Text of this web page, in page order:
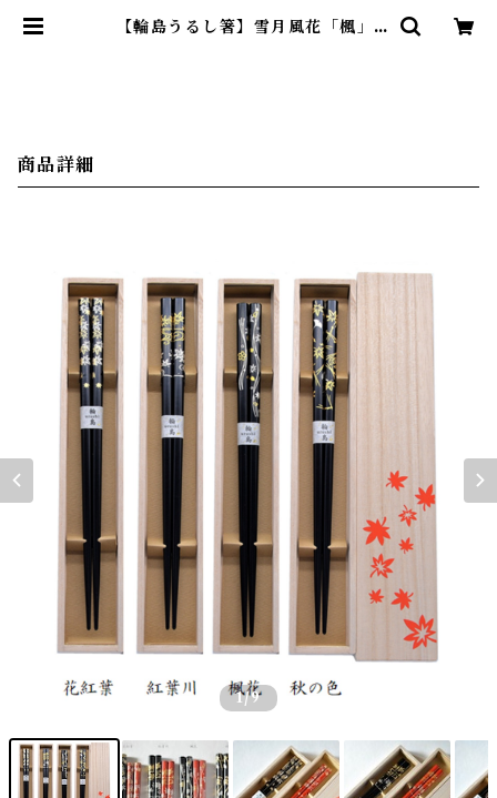
【輪島うるし箸】雪月風花「楓」/
商品詳細
1/9